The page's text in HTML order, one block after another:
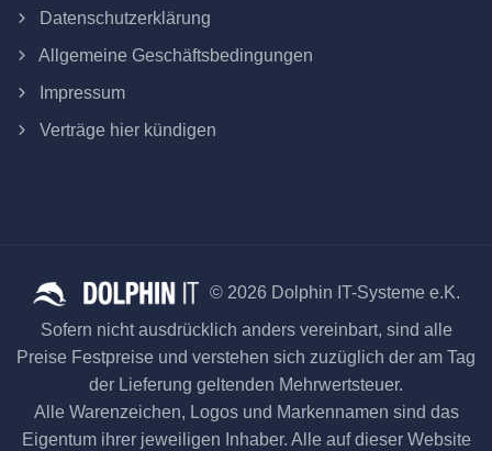
Datenschutzerklärung
Allgemeine Geschäftsbedingungen
Impressum
Verträge hier kündigen
© 2026 Dolphin IT-Systeme e.K.
Sofern nicht ausdrücklich anders vereinbart, sind alle
Preise Festpreise und verstehen sich zuzüglich der am Tag
der Lieferung geltenden Mehrwertsteuer.
Alle Warenzeichen, Logos und Markennamen sind das
Eigentum ihrer jeweiligen Inhaber. Alle auf dieser Website